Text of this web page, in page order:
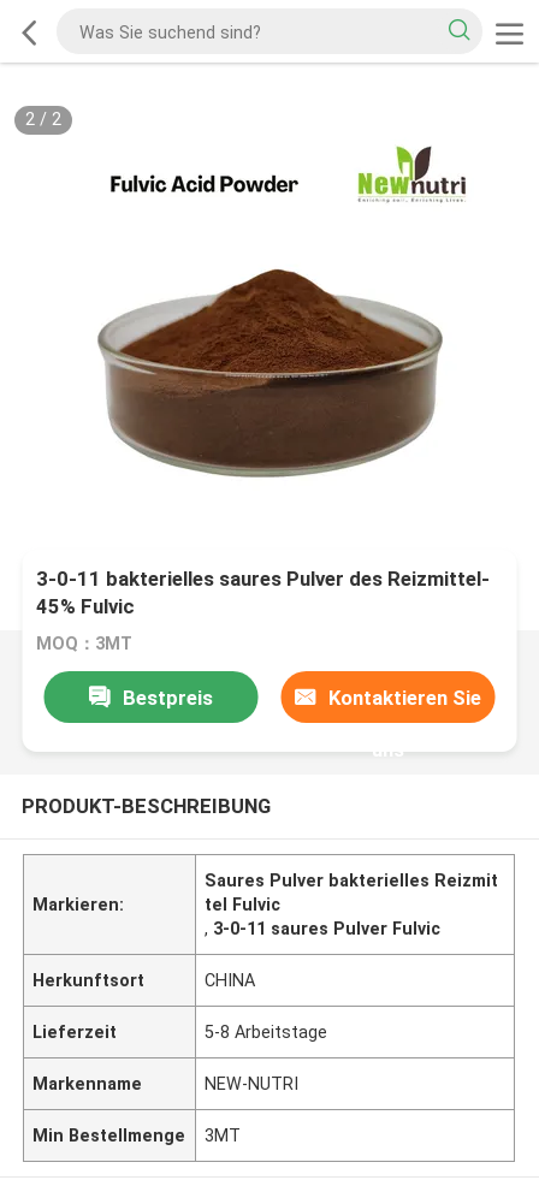
2/ 2
3-0-11 bakterielles saures Pulver des Reizmittel-
45% Fulvic
MOQ：3MT
Bestpreis Kontaktieren Sie
uns
PRODUKT-BESCHREIBUNG
Markieren:
Saures Pulver bakterielles Reizmit
tel Fulvic
, 3-0-11 saures Pulver Fulvic
Herkunftsort CHINA
Lieferzeit 5-8 Arbeitstage
Markenname NEW-NUTRI
Min Bestellmenge 3MT